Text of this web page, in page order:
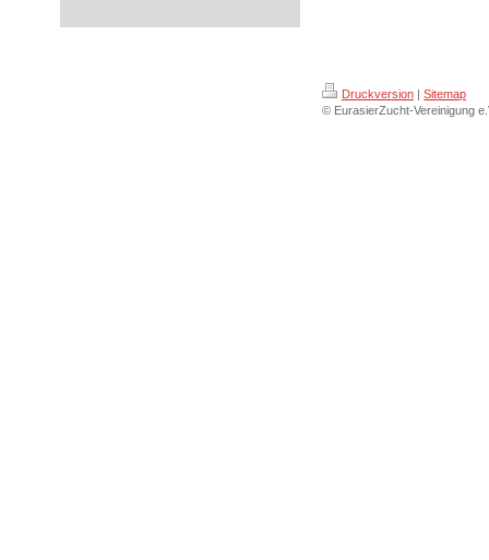
Druckversion | Sitemap
© EurasierZucht-Vereinigung